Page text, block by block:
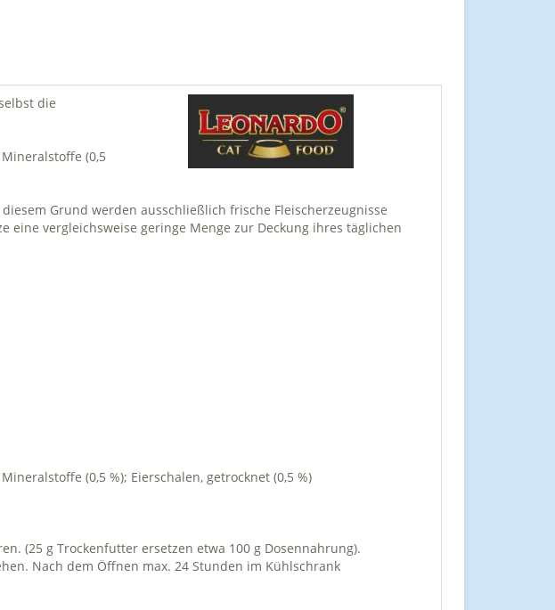
die
(0,5
Grund werden ausschließlich frische Fleischerzeugnisse
vergleichsweise geringe Menge zur Deckung ihres täglichen
(0,5 %); Eierschalen, getrocknet (0,5 %)
(25 g Trockenfutter ersetzen etwa 100 g Dosennahrung).
Nach dem Öffnen max. 24 Stunden im Kühlschrank